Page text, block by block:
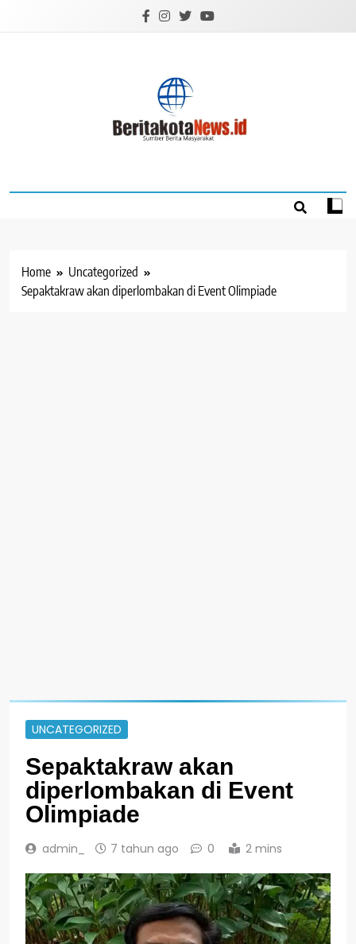
Home
Uncategorized
Sepaktakraw akan diperlombakan di Event Olimpiade
UNCATEGORIZED
Sepaktakraw akan
diperlombakan di Event
Olimpiade
admin_ 7 tahun ago 0 2 mins